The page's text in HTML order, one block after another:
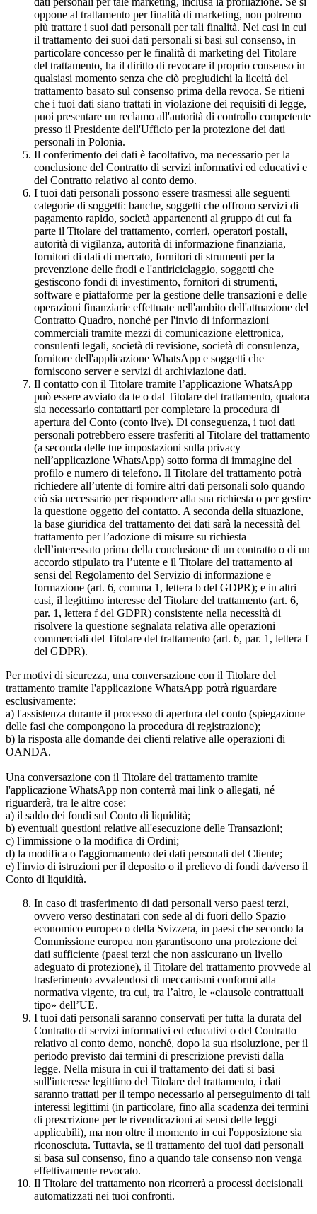
oppone al trattamento per finalità di marketing, non potremo
più trattare i suoi dati personali per tali finalità. Nei casi in cui
il trattamento dei suoi dati personali si basi sul consenso, in
particolare concesso per le finalità di marketing del Titolare
del trattamento, ha il diritto di revocare il proprio consenso in
qualsiasi momento senza che ciò pregiudichi la liceità del
trattamento basato sul consenso prima della revoca. Se ritieni
che i tuoi dati siano trattati in violazione dei requisiti di legge,
puoi presentare un reclamo all'autorità di controllo competente
presso il Presidente dell'Ufficio per la protezione dei dati
personali in Polonia.
Il conferimento dei dati è facoltativo, ma necessario per la
conclusione del Contratto di servizi informativi ed educativi e
del Contratto relativo al conto demo.
I tuoi dati personali possono essere trasmessi alle seguenti
categorie di soggetti: banche, soggetti che offrono servizi di
pagamento rapido, società appartenenti al gruppo di cui fa
parte il Titolare del trattamento, corrieri, operatori postali,
autorità di vigilanza, autorità di informazione finanziaria,
fornitori di dati di mercato, fornitori di strumenti per la
prevenzione delle frodi e l'antiriciclaggio, soggetti che
gestiscono fondi di investimento, fornitori di strumenti,
software e piattaforme per la gestione delle transazioni e delle
operazioni finanziarie effettuate nell'ambito dell'attuazione del
Contratto Quadro, nonché per l'invio di informazioni
commerciali tramite mezzi di comunicazione elettronica,
consulenti legali, società di revisione, società di consulenza,
fornitore dell'applicazione WhatsApp e soggetti che
forniscono server e servizi di archiviazione dati.
Il contatto con il Titolare tramite l’applicazione WhatsApp
può essere avviato da te o dal Titolare del trattamento, qualora
sia necessario contattarti per completare la procedura di
apertura del Conto (conto live). Di conseguenza, i tuoi dati
personali potrebbero essere trasferiti al Titolare del trattamento
(a seconda delle tue impostazioni sulla privacy
nell’applicazione WhatsApp) sotto forma di immagine del
profilo e numero di telefono. Il Titolare del trattamento potrà
richiedere all’utente di fornire altri dati personali solo quando
ciò sia necessario per rispondere alla sua richiesta o per gestire
la questione oggetto del contatto. A seconda della situazione,
la base giuridica del trattamento dei dati sarà la necessità del
trattamento per l’adozione di misure su richiesta
dell’interessato prima della conclusione di un contratto o di un
accordo stipulato tra l’utente e il Titolare del trattamento ai
sensi del Regolamento del Servizio di informazione e
formazione (art. 6, comma 1, lettera b del GDPR); e in altri
casi, il legittimo interesse del Titolare del trattamento (art. 6,
par. 1, lettera f del GDPR) consistente nella necessità di
risolvere la questione segnalata relativa alle operazioni
commerciali del Titolare del trattamento (art. 6, par. 1, lettera f
del GDPR).
Per motivi di sicurezza, una conversazione con il Titolare del
trattamento tramite l'applicazione WhatsApp potrà riguardare
esclusivamente:
a) l'assistenza durante il processo di apertura del conto (spiegazione
delle fasi che compongono la procedura di registrazione);
b) la risposta alle domande dei clienti relative alle operazioni di
OANDA.
Una conversazione con il Titolare del trattamento tramite
l'applicazione WhatsApp non conterrà mai link o allegati, né
riguarderà, tra le altre cose:
a) il saldo dei fondi sul Conto di liquidità;
b) eventuali questioni relative all'esecuzione delle Transazioni;
c) l'immissione o la modifica di Ordini;
d) la modifica o l'aggiornamento dei dati personali del Cliente;
e) l'invio di istruzioni per il deposito o il prelievo di fondi da/verso il
Conto di liquidità.
In caso di trasferimento di dati personali verso paesi terzi,
ovvero verso destinatari con sede al di fuori dello Spazio
economico europeo o della Svizzera, in paesi che secondo la
Commissione europea non garantiscono una protezione dei
dati sufficiente (paesi terzi che non assicurano un livello
adeguato di protezione), il Titolare del trattamento provvede al
trasferimento avvalendosi di meccanismi conformi alla
normativa vigente, tra cui, tra l’altro, le «clausole contrattuali
tipo» dell’UE.
I tuoi dati personali saranno conservati per tutta la durata del
Contratto di servizi informativi ed educativi o del Contratto
relativo al conto demo, nonché, dopo la sua risoluzione, per il
periodo previsto dai termini di prescrizione previsti dalla
legge. Nella misura in cui il trattamento dei dati si basi
sull'interesse legittimo del Titolare del trattamento, i dati
saranno trattati per il tempo necessario al perseguimento di tali
interessi legittimi (in particolare, fino alla scadenza dei termini
di prescrizione per le rivendicazioni ai sensi delle leggi
applicabili), ma non oltre il momento in cui l'opposizione sia
riconosciuta. Tuttavia, se il trattamento dei tuoi dati personali
si basa sul consenso, fino a quando tale consenso non venga
effettivamente revocato.
Il Titolare del trattamento non ricorrerà a processi decisionali
automatizzati nei tuoi confronti.